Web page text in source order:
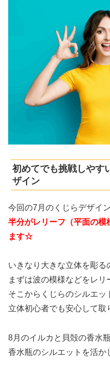
初めてでも挑戦しやす
ザイン
今回の7月のくじらデザイン
半分がレリーフ（平面の模
ます☆
いきなり大きな立体を彫る
まずは波の模様などをレリ
そこからくじらのシルエ
立体初心者でも安心して取
8月のイルカと貝殻の香水瓶
香水瓶のシルエットを活か